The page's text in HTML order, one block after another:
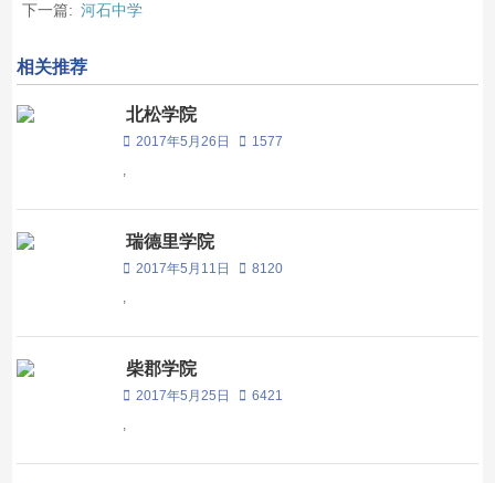
下一篇: 河石中学
相关推荐
北松学院
2017年5月26日
1577
,
瑞德里学院
2017年5月11日
8120
,
柴郡学院
2017年5月25日
6421
,